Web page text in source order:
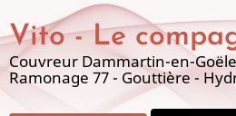
au
contenu
principal
Vito - Le
Couvreur Dammartin-en-
Ramonage 77 - Gouttière -